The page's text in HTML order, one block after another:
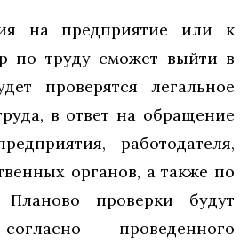
на предприятие или к
по труду сможет выйти в
проверятся легальное
в ответ на обращение
работодателя,
органов, а также по
проверки будут
проведенного